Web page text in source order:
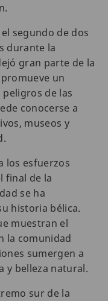
segundo de dos
durante la
gran parte de la
un
peligros de las
conocerse a
museos y
los esfuerzos
final de la
se ha
historia bélica.
muestran el
la comunidad
sumergen a
y belleza natural.
sur de la